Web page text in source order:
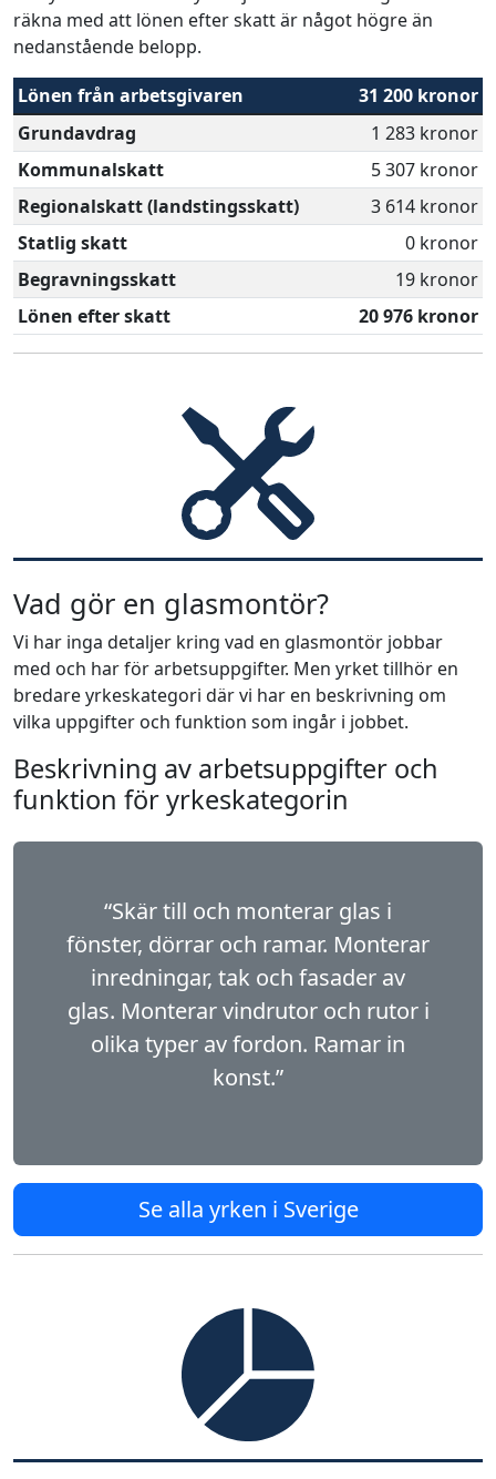
räkna med att lönen efter skatt är något högre än
nedanstående belopp.
Lönen från arbetsgivaren
31 200 kronor
Grundavdrag
1 283 kronor
Kommunalskatt
5 307 kronor
Regionalskatt (landstingsskatt)
3 614 kronor
Statlig skatt
0 kronor
Begravningsskatt
19 kronor
Lönen efter skatt
20 976 kronor
Vad gör en glasmontör?
Vi har inga detaljer kring vad en glasmontör jobbar
med och har för arbetsuppgifter. Men yrket tillhör en
bredare yrkeskategori där vi har en beskrivning om
vilka uppgifter och funktion som ingår i jobbet.
Beskrivning av arbetsuppgifter och
funktion för yrkeskategorin
“Skär till och monterar glas i
fönster, dörrar och ramar. Monterar
inredningar, tak och fasader av
glas. Monterar vindrutor och rutor i
olika typer av fordon. Ramar in
konst.”
Se alla yrken i Sverige